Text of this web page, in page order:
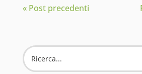
« Post precedenti